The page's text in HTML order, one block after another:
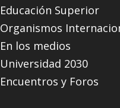
Educación Superior
Organismos
En los medios
Universidad 2030
Encuentros y Foros